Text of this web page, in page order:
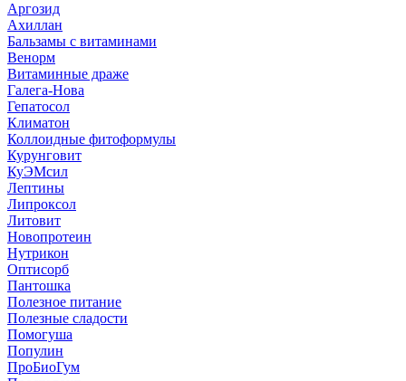
Аргозид
Ахиллан
Бальзамы с витаминами
Венорм
Витаминные драже
Галега-Нова
Гепатосол
Климатон
Коллоидные фитоформулы
Курунговит
КуЭМсил
Лептины
Липроксол
Литовит
Новопротеин
Нутрикон
Оптисорб
Пантошка
Полезное питание
Полезные сладости
Помогуша
Популин
ПроБиоГум